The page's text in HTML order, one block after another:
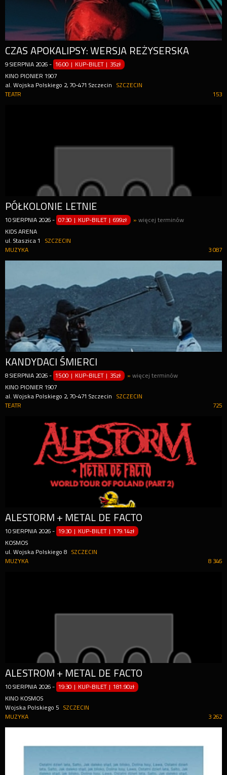
CZAS APOKALIPSY: WERSJA REŻYSERSKA
9 SIERPNIA 2026 - 16:00 | KUP-BILET | 35zł
KINO PIONIER 1907
al. Wojska Polskiego 2, 70-471 Szczecin
SZCZECIN
153
TEATR
PÓŁKOLONIE LETNIE
10 SIERPNIA 2026 - 07:30 | KUP-BILET |699zł »więcej terminów
KIDS ARENA
ul. Staszica 1
SZCZECIN
3 087
MUZYKA
KANDYDACI ŚMIERCI
8 SIERPNIA 2026 - 15:00 | KUP-BILET | 35zł »więcej terminów
KINO PIONIER 1907
al. Wojska Polskiego 2, 70-471 Szczecin
SZCZECIN
725
TEATR
ALESTORM + METAL DE FACTO
10 SIERPNIA 2026 - 19:30 | KUP-BILET |179.14zł
KOSMOS
ul. Wojska Polskiego 8
SZCZECIN
8 346
MUZYKA
ALESTROM + METAL DE FACTO
10 SIERPNIA 2026 - 19:30 | KUP-BILET |181.90zł
KINO KOSMOS
Wojska Polskiego 5
SZCZECIN
3 262
MUZYKA